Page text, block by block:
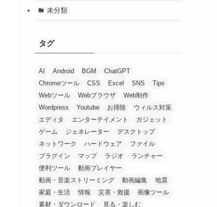
未分類
タグ
AI Android BGM
ChatGPT
Chromeツール
CSS Excel SNS
Tips
Webツール
Webブラウザ
Web制作
Wordpress
Youtube お掃除
ウィルス対策
エディタ
エンターテイメント
ガジェット
ゲーム
ジェネレーター
デスクトップ
ネットワーク
ハードウェア
ファイル
プラグイン
マップ ラジオ
ランチャー
便利ツール
動画プレイヤー
動画・音楽ストリーミング
動画編集
地震
家庭・生活
情報 災害・救援
画像ツール
素材・ダウンロード
見る・楽しむ